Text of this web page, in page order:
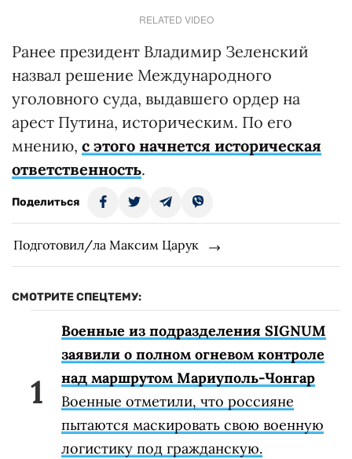
RELATED VIDEO
Ранее президент Владимир Зеленский
назвал решение Международного
уголовного суда, выдавшего ордер на
арест Путина, историческим. По его
мнению, с этого начнется историческая
ответственность.
Поделиться
Подготовил/ла Максим Царук
СМОТРИТЕ СПЕЦТЕМУ:
Военные из подразделения SIGNUM
заявили о полном огневом контроле
над маршрутом Мариуполь-Чонгар
Военные отметили, что россияне
пытаются маскировать свою военную
логистику под гражданскую.